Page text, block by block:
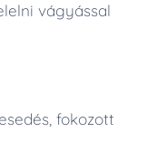
vágyással
fokozott